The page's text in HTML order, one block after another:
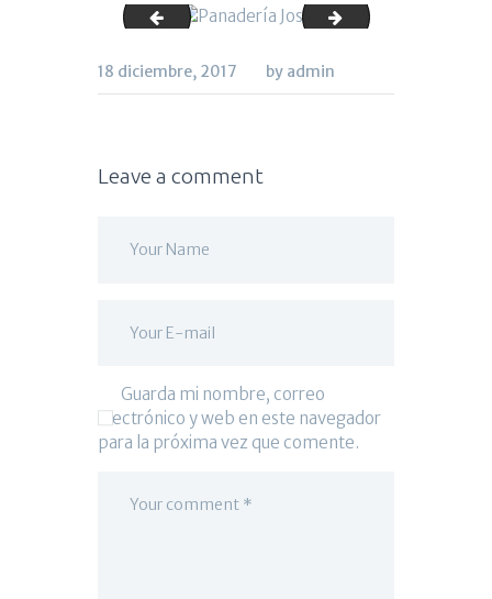
butanos_egea
18 diciembre, 2017 by admin
Leave a comment
Guarda mi nombre, correo
electrónico y web en este navegador
para la próxima vez que comente.